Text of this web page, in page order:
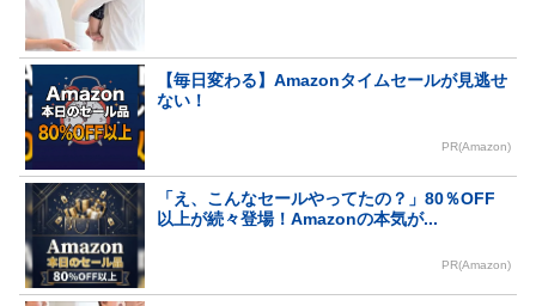
【毎日変わる】Amazonタイムセールが見逃せ
ない！
PR(Amazon)
「え、こんなセールやってたの？」80％OFF
以上が続々登場！Amazonの本気が...
PR(Amazon)